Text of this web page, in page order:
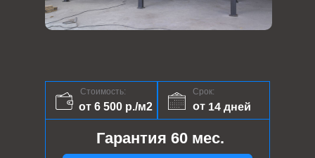
Срок:
от 14 дней
Стоимость:
от 6 500 р./м2
Гарантия 60 мес.